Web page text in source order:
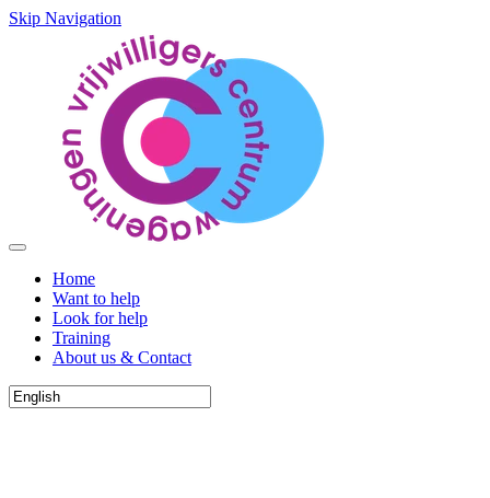
Skip Navigation
Home
Want to help
Look for help
Training
About us & Contact